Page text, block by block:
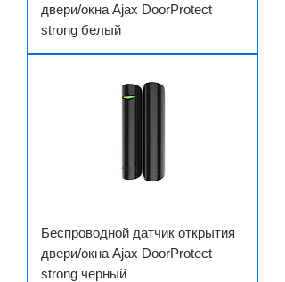
двери/окна Ajax DoorProtect
strong белый
Беспроводной датчик открытия
двери/окна Ajax DoorProtect
strong черный